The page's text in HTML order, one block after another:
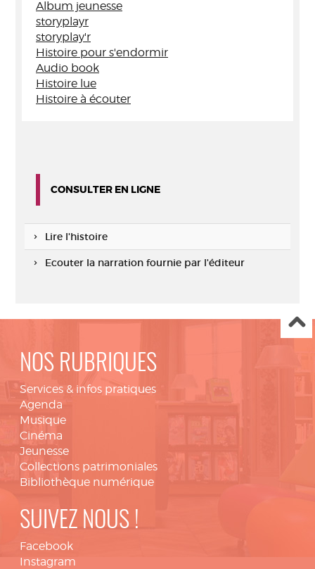
Album jeunesse
storyplayr
storyplay'r
Histoire pour s'endormir
Audio book
Histoire lue
Histoire à écouter
CONSULTER EN LIGNE
Lire l'histoire
Ecouter la narration fournie par l'éditeur
NOS RUBRIQUES
Services & infos pratiques
Agenda
Musique
Cinéma
Jeunesse
Collections patrimoniales
Bibliothèque numérique
SUIVEZ NOUS !
Facebook
Instagram